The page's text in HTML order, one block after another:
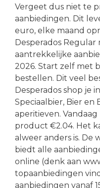
Vergeet dus niet te
aanbiedingen. Dit
euro, elke maand
Desperados
aantrekkelijke
2026. Start zelf met
bestellen. Dit veel
Desperados shop je
Speciaalbier, Bier en
aperitieven.
product €2.04. Het
alweer anders is. De
biedt alle
online (denk aan
topaanbiedingen
aanbiedingen vanaf